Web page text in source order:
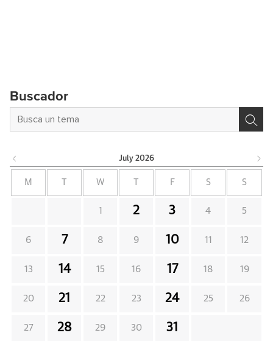
Buscador
July 2026
M W F S S
1 2 3 4 5
6 7 8 9 10 11 12
13 14 15 16 17 18 19
20 21 22 23 24 25 26
27 28 29 30 31